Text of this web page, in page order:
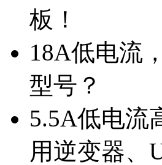
板！
18A低电流
型号？
5.5A低电流
用逆变器、